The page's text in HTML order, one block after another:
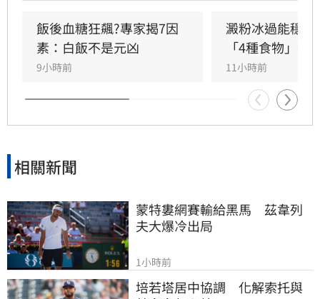
全身器官長期處於高糖環境導致腎衰竭，最終昏
迷送醫緊急洗腎才撿回一命。醫師李唐越強調，
糖尿病治療切勿盲目嘗試偏方，應透過規律運
動、飲食控制及專業藥物治療，才能有效控制血
糖，避免糖尿病併發症帶來的器官損傷，千萬別
因一時的僥倖心態，錯失逆轉病情的最佳時機，
飯後血糖狂飆?專家揭7因
素：白飯不是元凶
9小時前
澱粉冰過能穩
「4種食物」無
11小時前
相關新聞
蒙特婁網賽輸給黑馬　茲韋列
夫大爆冷出局
1小時前
培若塔居中協調　化解索托與